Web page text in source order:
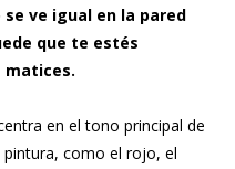
ve igual en la pared
que te estés
matices.
en el tono principal de
como el rojo, el